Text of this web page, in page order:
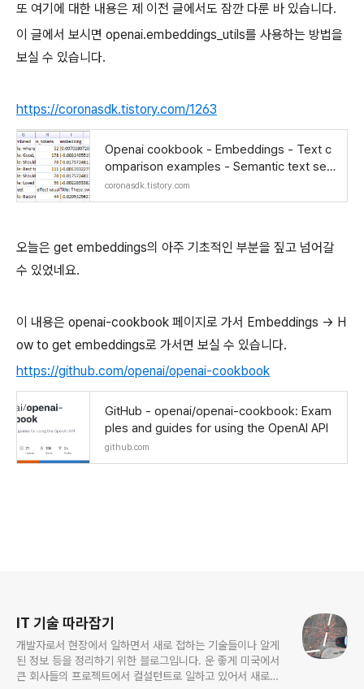
또 여기에 대한 내용은 제 이전 글에서도 잠깐 다룬 바 있습니다.
이 글에서 보시면 openai.embeddings_utils를 사용하는 방법을
보실 수 있습니다.
https://coronasdk.tistory.com/1263
Openai cookbook - Embeddings - Text c
omparison examples - Semantic text sear
ch using embeddings
coronasdk.tistory.com
오늘은 get embeddings의 아주 기초적인 부분을 짚고 넘어갈
수 있었네요.
이 내용은 openai-cookbook 페이지로 가서 Embeddings -> H
ow to get embeddings로 가서면 보실 수 있습니다.
https://github.com/openai/openai-cookbook
GitHub - openai/openai-cookbook: Exam
ples and guides for using the OpenAI API
github.com
IT 기술 따라잡기
개발자로서 현장에서 일하면서 새로 접하는 기술들이나 알게
된 정보 등을 정리하기 위한 블로그입니다. 운 좋게 미국에서
큰 회사들의 프로젝트에서 컬설턴트로 일하고 있어서 새로운